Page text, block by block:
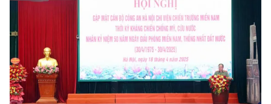
VTV Thể thao
VTV Sức khoẻ Bất động sản
Thị trường 24h Tấm lòng Việt